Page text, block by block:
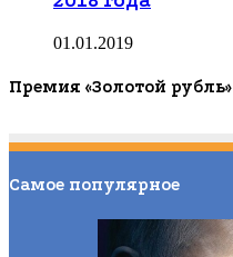
01.01.2019
Премия «Золотой рубль»
Самое популярное